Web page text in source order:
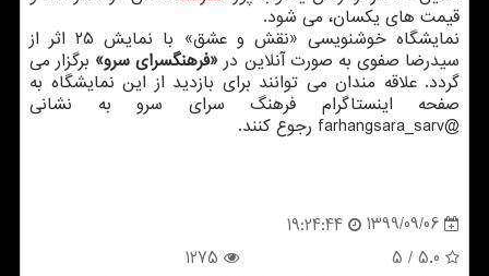
قیمت های یکسان، می شود.
نمایشگاه خوشنویسی «نقش و عشق» با نمایش ۲۵ اثر از
سیدرضا صفوی به صورت آنلاین در«فرهنگسرای سرو» برگزار می
گردد. علاقه مندان می توانند برای بازدید از این نمایشگاه به
صفحه اینستاگرام فرهنگ سرای سرو به نشانی
@farhangsara_sarv رجوع کنند.
1399/09/06
19:24:44
5.0
/ 5
1275